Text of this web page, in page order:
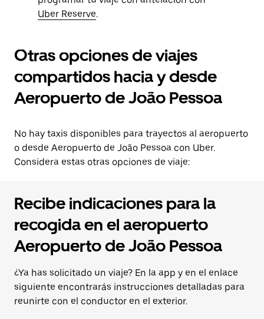
Uber Reserve.
Otras opciones de viajes
compartidos hacia y desde
Aeropuerto de João Pessoa
No hay taxis disponibles para trayectos al aeropuerto
o desde Aeropuerto de João Pessoa con Uber.
Considera estas otras opciones de viaje:
Recibe indicaciones para la
recogida en el aeropuerto
Aeropuerto de João Pessoa
¿Ya has solicitado un viaje? En la app y en el enlace
siguiente encontrarás instrucciones detalladas para
reunirte con el conductor en el exterior.